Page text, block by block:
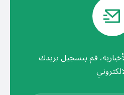
قم بتسجيل بريدك